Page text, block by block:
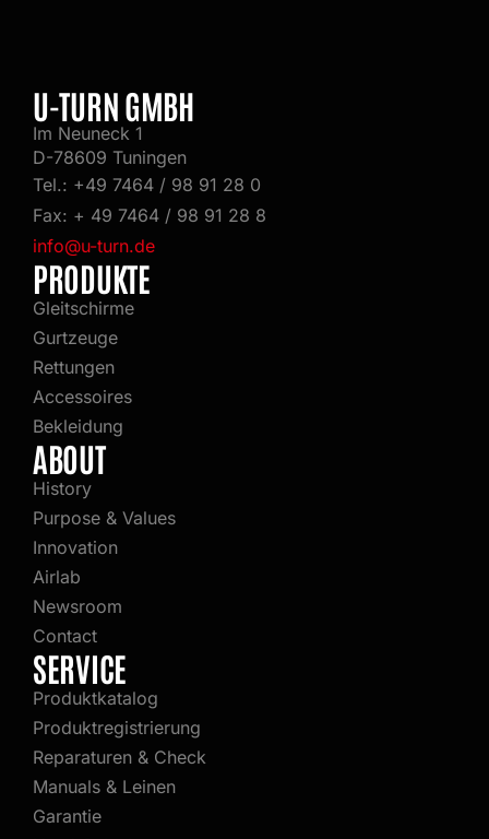
U-TURN GMBH
Im Neuneck 1
D-78609 Tuningen
Tel.: +49 7464 / 98 91 28 0
Fax: + 49 7464 / 98 91 28 8
info@u-turn.de
PRODUKTE
Gleitschirme
Gurtzeuge
Rettungen
Accessoires
Bekleidung
ABOUT
History
Purpose & Values
Innovation
Airlab
Newsroom
Contact
SERVICE
Produktkatalog
Produktregistrierung
Reparaturen & Check
Manuals & Leinen
Garantie